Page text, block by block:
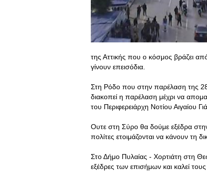
της Αττικής που ο κόσμος βράζει
γίνουν επεισόδια.
Στη Ρόδο που στην παρέλαση της
διακοπεί η παρέλαση μέχρι να
του Περιφερειάρχη Νοτίου Αιγαίου
Ουτε στη Σύρο θα δούμε εξέδρα
πολίτες ετοιμάζονται να κάνουν τη
Στο Δήμο Πυλαίας - Χορτιάτη στη
εξέδρες των επισήμων και καλεί